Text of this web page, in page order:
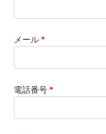
メール *
電話番号 *